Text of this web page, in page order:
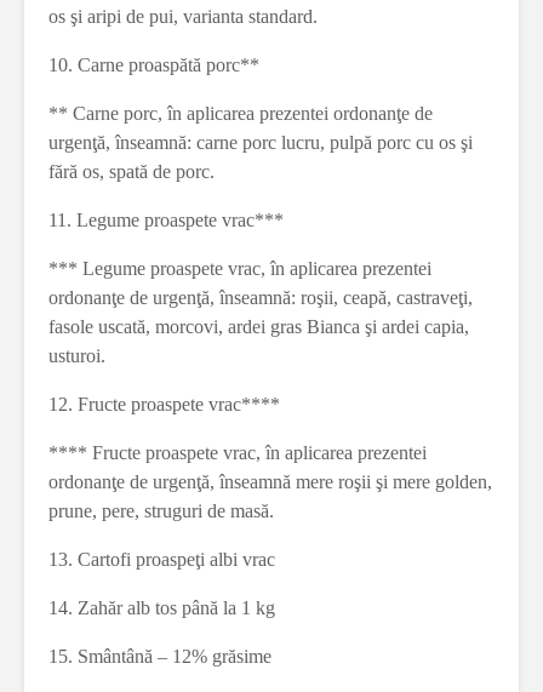
os şi aripi de pui, varianta standard.
10. Carne proaspătă porc**
** Carne porc, în aplicarea prezentei ordonanţe de
urgenţă, înseamnă: carne porc lucru, pulpă porc cu os şi
fără os, spată de porc.
11. Legume proaspete vrac***
*** Legume proaspete vrac, în aplicarea prezentei
ordonanţe de urgenţă, înseamnă: roşii, ceapă, castraveţi,
fasole uscată, morcovi, ardei gras Bianca şi ardei capia,
usturoi.
12. Fructe proaspete vrac****
**** Fructe proaspete vrac, în aplicarea prezentei
ordonanţe de urgenţă, înseamnă mere roşii şi mere golden,
prune, pere, struguri de masă.
13. Cartofi proaspeţi albi vrac
14. Zahăr alb tos până la 1 kg
15. Smântână – 12% grăsime